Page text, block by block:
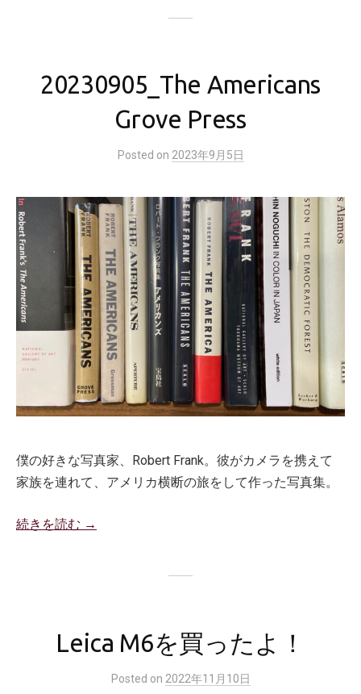
20230905_The Americans
Grove Press
Posted on 2023年9月5日
僕の好きな写真家、Robert Frank。彼がカメラを携えて
家族を連れて、アメリカ横断の旅をして作った写真集。
続きを読む →
Leica M6を買ったよ！
Posted on 2022年11月10日